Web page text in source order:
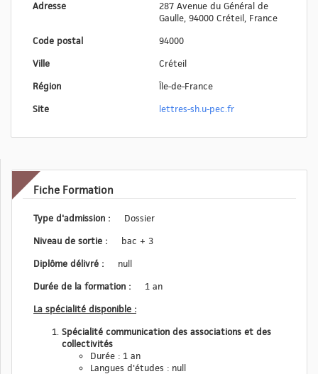
Adresse
287 Avenue du Général de
Gaulle, 94000 Créteil, France
Code postal
94000
Ville
Créteil
Région
Île-de-France
Site
lettres-sh.u-pec.fr
Fiche Formation
Type d'admission :
Dossier
Niveau de sortie :
bac + 3
Diplôme délivré :
null
Durée de la formation :
1 an
La spécialité disponible :
Spécialité communication des associations et des
collectivités
Durée : 1 an
Langues d'études : null